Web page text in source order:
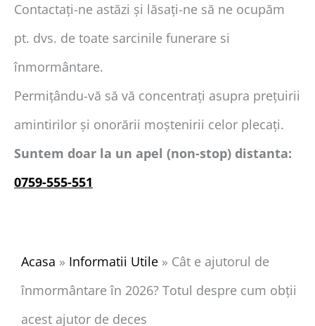
Contactați-ne astăzi și lăsați-ne să ne ocupăm
pt. dvs. de toate sarcinile funerare si
înmormântare.
Permițându-vă să vă concentrați asupra prețuirii
amintirilor și onorării moștenirii celor plecați.
Suntem doar la un apel (non-stop) distanta:
0759-555-551
Acasa » Informatii Utile » Cât e ajutorul de
înmormântare în 2026? Totul despre cum obții
acest ajutor de deces